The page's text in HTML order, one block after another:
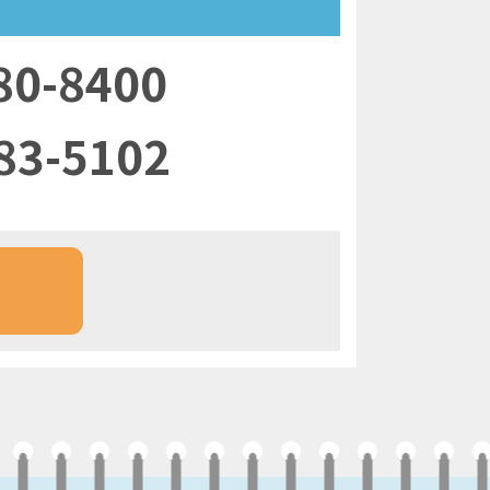
8400
5102